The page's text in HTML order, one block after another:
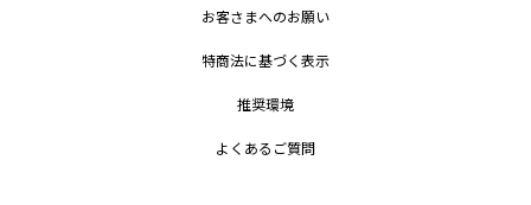
お客さまへのお願い
特商法に基づく表示
推奨環境
よくあるご質問